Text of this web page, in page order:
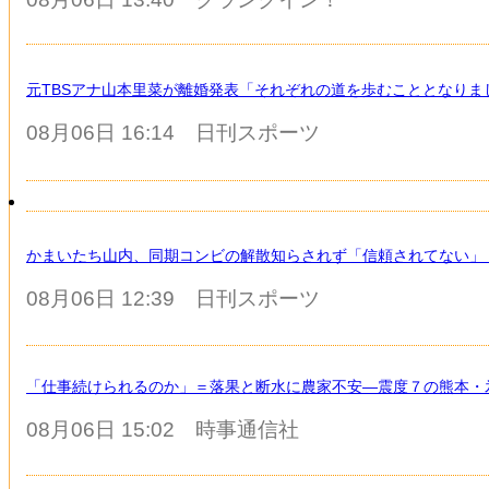
元TBSアナ山本里菜が離婚発表「それぞれの道を歩むこととなりま
08月06日 16:14 日刊スポーツ
かまいたち山内、同期コンビの解散知らされず「信頼されてない
08月06日 12:39 日刊スポーツ
「仕事続けられるのか」＝落果と断水に農家不安―震度７の熊本・
08月06日 15:02 時事通信社